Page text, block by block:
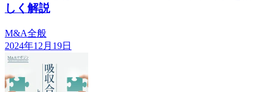
しく解説
M&A全般
2024年12月19日